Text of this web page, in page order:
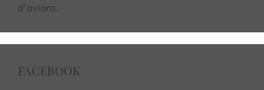
d'avions.
FACEBOOK